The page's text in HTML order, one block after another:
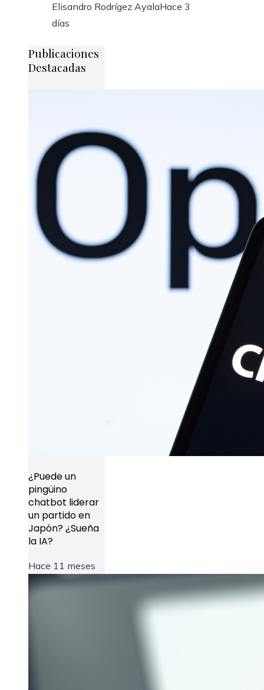
Elisandro Rodrígez AyalaHace 3
días
Publicaciones
Destacadas
¿Puede un
pingüino
chatbot liderar
un partido en
Japón? ¿Sueña
la IA?
Hace 11 meses